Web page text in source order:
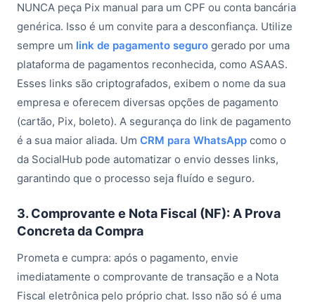
NUNCA peça Pix manual para um CPF ou conta bancária
genérica. Isso é um convite para a desconfiança. Utilize
sempre um link de pagamento seguro gerado por uma
plataforma de pagamentos reconhecida, como ASAAS.
Esses links são criptografados, exibem o nome da sua
empresa e oferecem diversas opções de pagamento
(cartão, Pix, boleto). A segurança do link de pagamento
é a sua maior aliada. Um CRM para WhatsApp como o
da SocialHub pode automatizar o envio desses links,
garantindo que o processo seja fluído e seguro.
3. Comprovante e Nota Fiscal (NF): A Prova
Concreta da Compra
Prometa e cumpra: após o pagamento, envie
imediatamente o comprovante de transação e a Nota
Fiscal eletrônica pelo próprio chat. Isso não só é uma